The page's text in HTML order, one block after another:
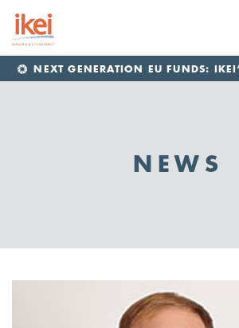
NEXT GENERATION EU FUNDS:
NEWS